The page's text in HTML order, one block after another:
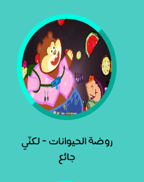
روضة الحيوانات - لكنّي
جائع